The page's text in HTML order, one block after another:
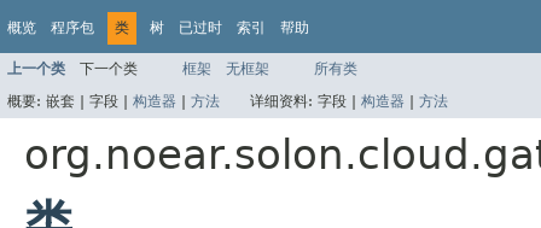
概览 程序包 类 树 已过时 索引 帮助
上一个类 下一个类 框架 无框架
所有类
概要: 嵌套 | 字段 | 构造器 | 方法 详细资料: 字段 | 构造器 | 方法